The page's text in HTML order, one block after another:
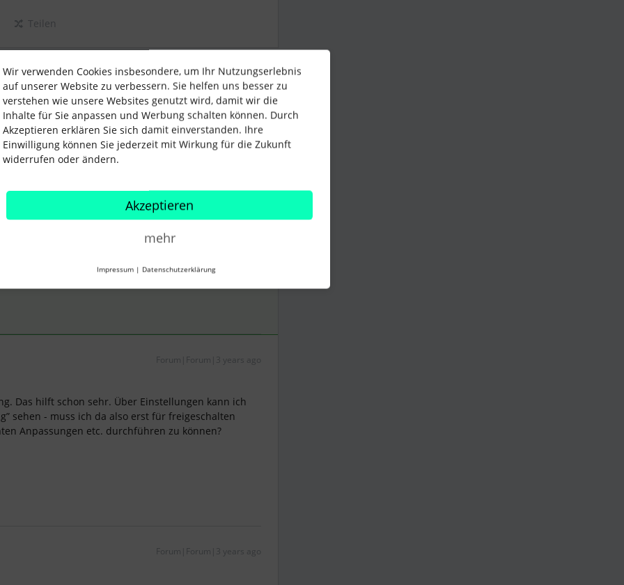
Teilen
Älteste zuerst
ANTWORT Forum|Forum|3 years ago
Kategorien-neue Kategorie kannst Du jeweils
den jeweiligen Mitarbeiter kannst Du dann die
in der jeweiligen Kategorie hochladen.
Forum|Forum|3 years ago
Das hilft schon sehr. Über Einstellungen kann ich
sehen - muss ich da also erst für freigeschalten
Anpassungen etc. durchführen zu können?
Forum|Forum|3 years ago
Wir verwenden Cookies insbesondere, um Ihr Nutzungserlebnis
auf unserer Website zu verbessern. Sie helfen uns besser zu
verstehen wie unsere Websites genutzt wird, damit wir die
Inhalte für Sie anpassen und Werbung schalten können. Durch
Akzeptieren erklären Sie sich damit einverstanden. Ihre
Einwilligung können Sie jederzeit mit Wirkung für die Zukunft
widerrufen oder ändern.
Akzeptieren
mehr
Impressum | Datenschutzerklärung